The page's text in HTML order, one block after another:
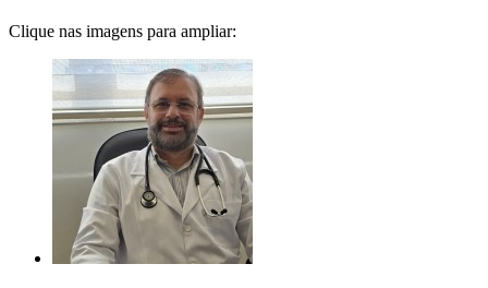
Clique nas imagens para ampliar: